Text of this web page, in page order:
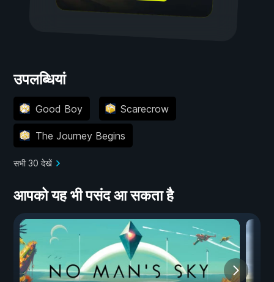
उपलब्धियां
Good Boy Scarecrow
The Journey Begins
सभी 30 देखें
आपको यह भी पसंद आ सकता है